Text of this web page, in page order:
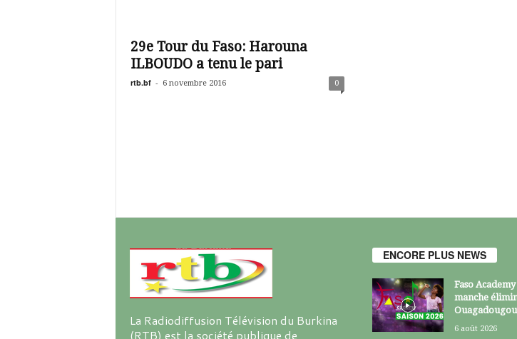
i
29e Tour du Faso: Harouna
ILBOUDO a tenu le pari
rtb.bf - 6 novembre 2016 0
La Radiodiffusion Télévision du Burkina
(RTB) est la société publique de
ENCORE PLUS NEWS
Faso
manche
Ouagadougou
6 août 2026